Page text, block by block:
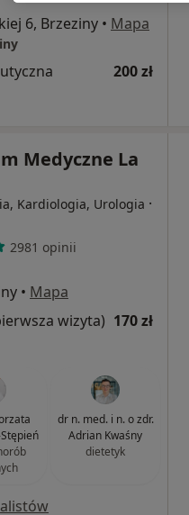
6, Brzeziny • Mapa
200 zł
Medyczne La
Kardiologia, Urologia ·
2981 opinii
• Mapa
wizyta) 170 zł
dr n. med. i n. o zdr.
Adrian Kwaśny
dietetyk